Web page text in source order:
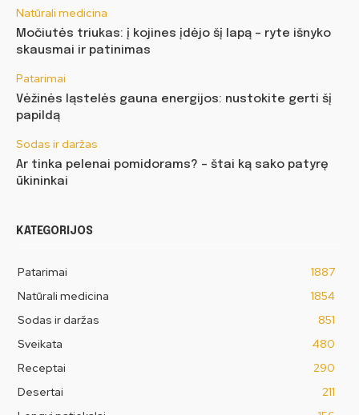
Natūrali medicina
Močiutės triukas: į kojines įdėjo šį lapą – ryte išnyko
skausmai ir patinimas
Patarimai
Vėžinės ląstelės gauna energijos: nustokite gerti šį
papildą
Sodas ir daržas
Ar tinka pelenai pomidorams? – štai ką sako patyrę
ūkininkai
KATEGORIJOS
Patarimai
1887
Natūrali medicina
1854
Sodas ir daržas
851
Sveikata
480
Receptai
290
Desertai
211